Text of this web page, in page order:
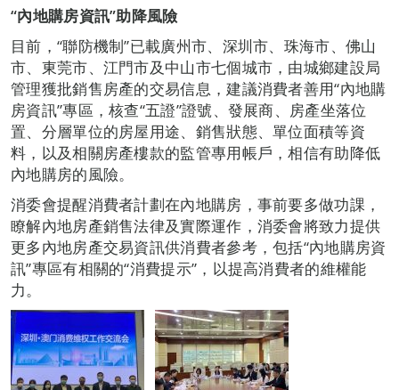
“內地購房資訊”助降風險
目前，“聯防機制”已載廣州市、深圳市、珠海市、佛山
市、東莞市、江門市及中山市七個城市，由城鄉建設局
管理獲批銷售房產的交易信息，建議消費者善用“內地購
房資訊”專區，核查“五證”證號、發展商、房產坐落位
置、分層單位的房屋用途、銷售狀態、單位面積等資
料，以及相關房產樓款的監管專用帳戶，相信有助降低
內地購房的風險。
消委會提醒消費者計劃在內地購房，事前要多做功課，
瞭解內地房產銷售法律及實際運作，消委會將致力提供
更多內地房產交易資訊供消費者參考，包括“內地購房資
訊”專區有相關的“消費提示”，以提高消費者的維權能
力。